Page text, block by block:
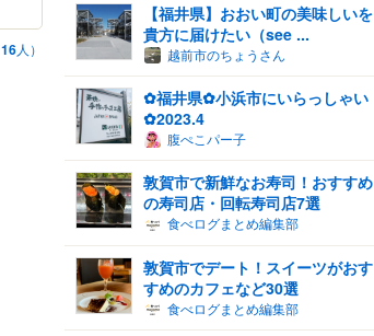
16人）
【福井県】おおい町の美味しいを
貴方に届けたい（see ...
越前市のちょうさん
✿福井県✿小浜市にいらっしゃい
✿2023.4
腹ぺこパー子
敦賀市で新鮮なお寿司！おすすめ
の寿司店・回転寿司店7選
食べログまとめ編集部
敦賀市でデート！スイーツがおす
すめのカフェなど30選
食べログまとめ編集部